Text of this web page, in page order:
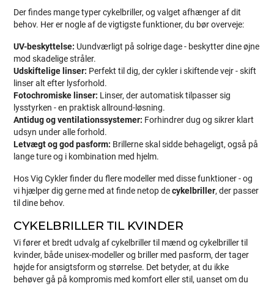
Der findes mange typer cykelbriller, og valget afhænger af dit
behov. Her er nogle af de vigtigste funktioner, du bør overveje:
UV-beskyttelse: Uundværligt på solrige dage - beskytter dine øjne
mod skadelige stråler.
Udskiftelige linser: Perfekt til dig, der cykler i skiftende vejr - skift
linser alt efter lysforhold.
Fotochromiske linser: Linser, der automatisk tilpasser sig
lysstyrken - en praktisk allround-løsning.
Antidug og ventilationssystemer: Forhindrer dug og sikrer klart
udsyn under alle forhold.
Letvægt og god pasform: Brillerne skal sidde behageligt, også på
lange ture og i kombination med hjelm.
Hos Vig Cykler finder du flere modeller med disse funktioner - og
vi hjælper dig gerne med at finde netop decykelbriller, der passer
til dine behov.
CYKELBRILLER TIL KVINDER
Vi fører et bredt udvalg af cykelbriller til mænd og cykelbriller til
kvinder, både unisex-modeller og briller med pasform, der tager
højde for ansigtsform og størrelse. Det betyder, at du ikke
behøver gå på kompromis med komfort eller stil, uanset om du